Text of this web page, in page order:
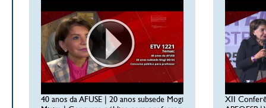
40 anos da AFUSE | 20 anos subsede Mogi
XII